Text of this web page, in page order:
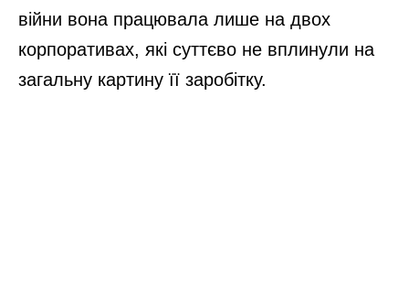
війни вона працювала лише на двох
корпоративах, які суттєво не вплинули на
загальну картину її заробітку.